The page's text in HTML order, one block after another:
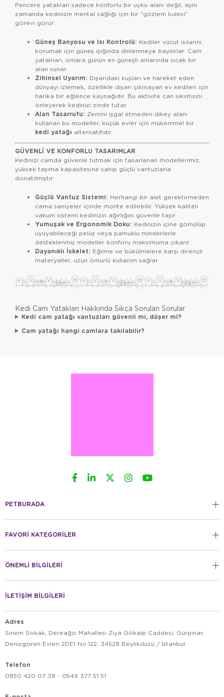
Pencere yatakları sadece konforlu bir uyku alanı değil, aynı
zamanda kedinizin mental sağlığı için bir "gözlem kulesi"
görevi görür:
Güneş Banyosu ve Isı Kontrolü: Kediler vücut ısılarını
korumak için güneş ışığında dinlenmeye bayılırlar. Cam
yatakları, onlara günün en güneşli anlarında sıcak bir
alan sunar.
Zihinsel Uyarım: Dışarıdaki kuşları ve hareket eden
dünyayı izlemek, özellikle dışarı çıkmayan ev kedileri için
harika bir eğlence kaynağıdır. Bu aktivite can sıkıntısını
önleyerek kedinizi zinde tutar.
Alan Tasarrufu: Zemini işgal etmeden dikey alanı
kullanan bu modeller, küçük evler için mükemmel bir
kedi yatağı alternatifidir.
GÜVENLI VE KONFORLU TASARIMLAR
Kedinizi camda güvenle tutmak için tasarlanan modellerimiz,
yüksek taşıma kapasitesine sahip güçlü vantuzlarla
donatılmıştır:
Güçlü Vantuz Sistemi: Herhangi bir alet gerektirmeden
cama saniyeler içinde monte edilebilir. Yüksek kaliteli
vakum sistemi kedinizin ağırlığını güvenle taşır.
Yumuşak ve Ergonomik Doku: Kedinizin içine gömülüp
uyuyabileceği pelüş veya pamuklu minderlerle
desteklenmiş modeller konforu maksimuma çıkarır.
Dayanıklı İskelet: Eğilme ve bükülmelere karşı dirençli
materyaller, uzun ömürlü kullanım sağlar.
Kedi Cam Yatakları Hakkında Sıkça Sorulan Sorular
Kedi cam yatağı vantuzları güvenli mi, düşer mi?
Cam yatağı hangi camlara takılabilir?
PETBURADA
FAVORİ KATEGORİLER
ÖNEMLİ BİLGİLERİ
İLETİŞİM BİLGİLERİ
Adres
Sinem Sokak, Dereağzı Mahallesi Ziya Gökalp Caddesi, Gürpınar,
Denizgören Evleri 2DE1 No:122, 34528 Beylikdüzü / İstanbul
Telefon
0850 420 07 38 - 0549 377 51 51